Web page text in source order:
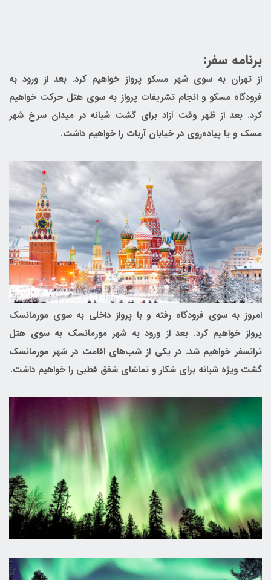
برنامه سفر:
از تهران به‌ سوی شهر مسکو پرواز خواهیم کرد. بعد از ورود به
فرودگاه مسکو و انجام تشریفات پرواز به سوی هتل حرکت خواهیم
کرد. بعد از ظهر وقت آزاد برای گشت شبانه در میدان سرخ شهر
مسک و یا پیاده‌روی در خیابان آربات را خواهیم داشت.
امروز به سوی فرودگاه رفته و با پرواز داخلی به سوی مورمانسک
پرواز خواهیم کرد. بعد از ورود به شهر مورمانسک به سوی هتل
ترانسفر خواهیم شد. در یکی از شب‌های اقامت در شهر مورمانسک
گشت ویژه شبانه برای شکار و تماشای شفق قطبی را خواهیم داشت.